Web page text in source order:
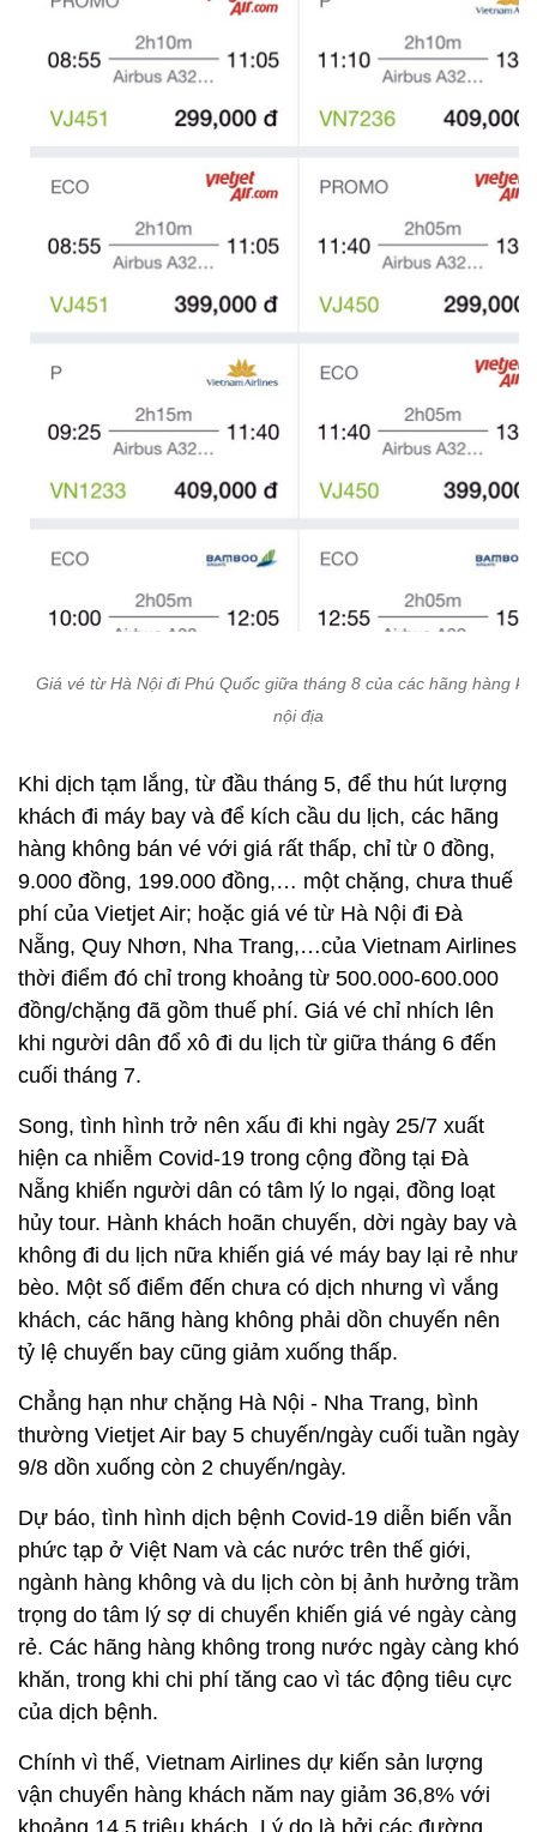
Giá vé từ Hà Nội đi Phú Quốc giữa tháng 8 của các hãng hàng
nội địa
Khi dịch tạm lắng, từ đầu tháng 5, để thu hút lượng
khách đi máy bay và để kích cầu du lịch, các hãng
hàng không bán vé với giá rất thấp, chỉ từ 0 đồng,
9.000 đồng, 199.000 đồng,… một chặng, chưa thuế
phí của Vietjet Air; hoặc giá vé từ Hà Nội đi Đà
Nẵng, Quy Nhơn, Nha Trang,…của Vietnam Airlines
thời điểm đó chỉ trong khoảng từ 500.000-600.000
đồng/chặng đã gồm thuế phí. Giá vé chỉ nhích lên
khi người dân đổ xô đi du lịch từ giữa tháng 6 đến
cuối tháng 7.
Song, tình hình trở nên xấu đi khi ngày 25/7 xuất
hiện ca nhiễm Covid-19 trong cộng đồng tại Đà
Nẵng khiến người dân có tâm lý lo ngại, đồng loạt
hủy tour. Hành khách hoãn chuyến, dời ngày bay và
không đi du lịch nữa khiến giá vé máy bay lại rẻ như
bèo. Một số điểm đến chưa có dịch nhưng vì vắng
khách, các hãng hàng không phải dồn chuyến nên
tỷ lệ chuyến bay cũng giảm xuống thấp.
Chẳng hạn như chặng Hà Nội - Nha Trang, bình
thường Vietjet Air bay 5 chuyến/ngày cuối tuần ngày
9/8 dồn xuống còn 2 chuyến/ngày.
Dự báo, tình hình dịch bệnh Covid-19 diễn biến vẫn
phức tạp ở Việt Nam và các nước trên thế giới,
ngành hàng không và du lịch còn bị ảnh hưởng trầm
trọng do tâm lý sợ di chuyển khiến giá vé ngày càng
rẻ. Các hãng hàng không trong nước ngày càng khó
khăn, trong khi chi phí tăng cao vì tác động tiêu cực
của dịch bệnh.
Chính vì thế, Vietnam Airlines dự kiến sản lượng
vận chuyển hàng khách năm nay giảm 36,8% với
khoảng 14,5 triệu khách. Lý do là bởi các đường